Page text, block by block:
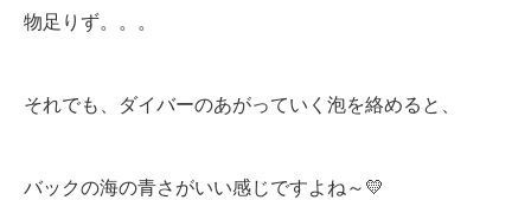
物足りず。。。
それでも、ダイバーのあがっていく泡を絡めると、
バックの海の青さがいい感じですよね～💛